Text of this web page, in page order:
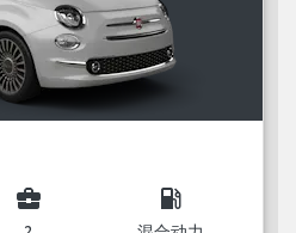
business_center local_gas_station